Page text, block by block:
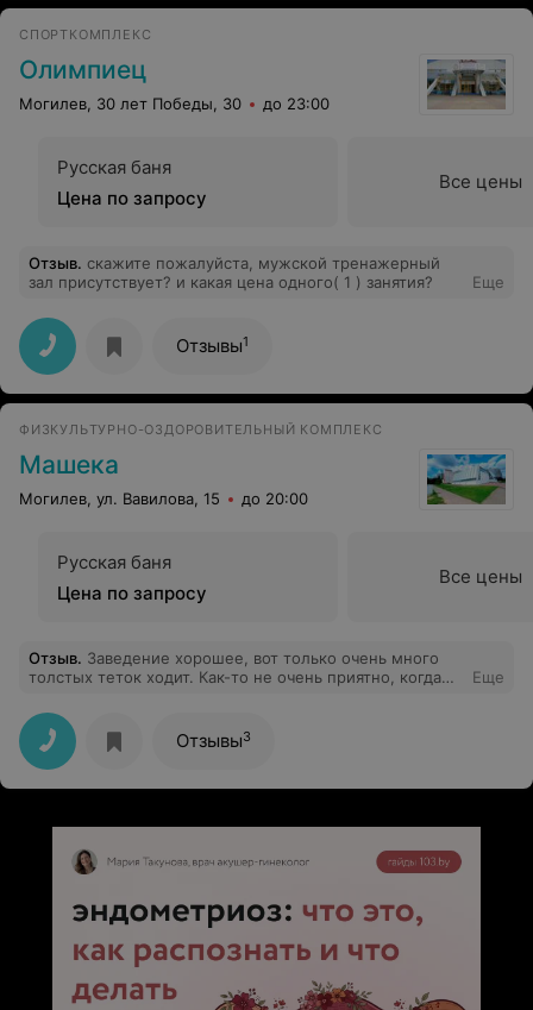
СПОРТКОМПЛЕКС
Олимпиец
Могилев, 30 лет Победы, 30 до 23:00
Русская баня
Цена по запросу
Все цены
Отзыв. скажите пожалуйста, мужской тренажерный
зал присутствует? и какая цена одного( 1 ) занятия?
Еще
Отзывы1
ФИЗКУЛЬТУРНО-ОЗДОРОВИТЕЛЬНЫЙ КОМПЛЕКС
Машека
Могилев, ул. Вавилова, 15 до 20:00
Русская баня
Цена по запросу
Все цены
Отзыв. Заведение хорошее, вот только очень много
толстых теток ходит. Как-то не очень приятно, когда
за этим!!!
Еще
Отзывы3